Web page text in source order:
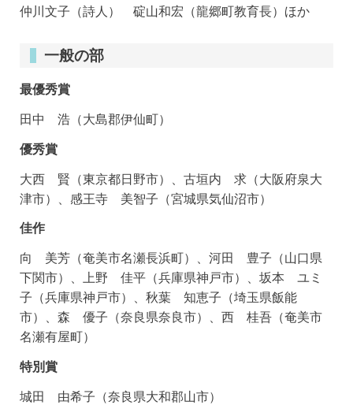
仲川文子（詩人） 碇山和宏（龍郷町教育長）ほか
一般の部
最優秀賞
田中 浩（大島郡伊仙町）
優秀賞
大西 賢（東京都日野市）、古垣内 求（大阪府泉大
津市）、感王寺 美智子（宮城県気仙沼市）
佳作
向 美芳（奄美市名瀬長浜町）、河田 豊子（山口県
下関市）、上野 佳平（兵庫県神戸市）、坂本 ユミ
子（兵庫県神戸市）、秋葉 知恵子（埼玉県飯能
市）、森 優子（奈良県奈良市）、西 桂吾（奄美市
名瀬有屋町）
特別賞
城田 由希子（奈良県大和郡山市）